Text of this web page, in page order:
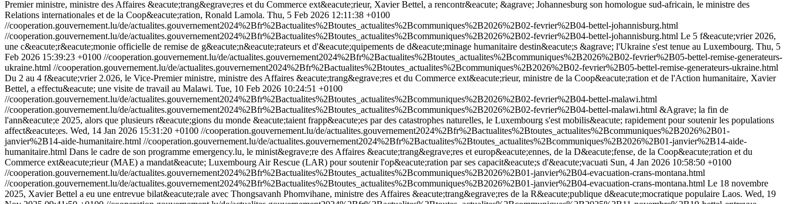
Premier ministre, ministre des Affaires &eacute;trang&egrave;res et du Commerce ext&eacute;rieur, Xavier Bettel, a rencontr&eacute; &agrave; Johannesburg son homologue sud-africain, le ministre des
Relations internationales et de la Coop&eacute;ration, Ronald Lamola. Thu, 5 Feb 2026 12:11:38 +0100
//cooperation.gouvernement.lu/de/actualites.gouvernement2024%2Bfr%2Bactualites%2Btoutes_actualites%2Bcommuniques%2B2026%2B02-fevrier%2B04-bettel-johannisburg.html
//cooperation.gouvernement.lu/de/actualites.gouvernement2024%2Bfr%2Bactualites%2Btoutes_actualites%2Bcommuniques%2B2026%2B02-fevrier%2B04-bettel-johannisburg.html Le 5 f&eacute;vrier 2026,
une c&eacute;r&eacute;monie officielle de remise de g&eacute;n&eacute;rateurs et d'&eacute;quipements de d&eacute;minage humanitaire destin&eacute;s &agrave; l'Ukraine s'est tenue au Luxembourg. Thu, 5
Feb 2026 15:39:23 +0100 //cooperation.gouvernement.lu/de/actualites.gouvernement2024%2Bfr%2Bactualites%2Btoutes_actualites%2Bcommuniques%2B2026%2B02-fevrier%2B05-bettel-remise-generateurs-
ukraine.html //cooperation.gouvernement.lu/de/actualites.gouvernement2024%2Bfr%2Bactualites%2Btoutes_actualites%2Bcommuniques%2B2026%2B02-fevrier%2B05-bettel-remise-generateurs-ukraine.html
Du 2 au 4 f&eacute;vrier 2.026, le Vice-Premier ministre, ministre des Affaires &eacute;trang&egrave;res et du Commerce ext&eacute;rieur, ministre de la Coop&eacute;ration et de l'Action humanitaire, Xavier
Bettel, a effectu&eacute; une visite de travail au Malawi. Tue, 10 Feb 2026 10:24:51 +0100
//cooperation.gouvernement.lu/de/actualites.gouvernement2024%2Bfr%2Bactualites%2Btoutes_actualites%2Bcommuniques%2B2026%2B02-fevrier%2B04-bettel-malawi.html
//cooperation.gouvernement.lu/de/actualites.gouvernement2024%2Bfr%2Bactualites%2Btoutes_actualites%2Bcommuniques%2B2026%2B02-fevrier%2B04-bettel-malawi.html &Agrave; la fin de
l'ann&eacute;e 2025, alors que plusieurs r&eacute;gions du monde &eacute;taient frapp&eacute;es par des catastrophes naturelles, le Luxembourg s'est mobilis&eacute; rapidement pour soutenir les populations
affect&eacute;es. Wed, 14 Jan 2026 15:31:20 +0100 //cooperation.gouvernement.lu/de/actualites.gouvernement2024%2Bfr%2Bactualites%2Btoutes_actualites%2Bcommuniques%2B2026%2B01-
janvier%2B14-aide-humanitaire.html //cooperation.gouvernement.lu/de/actualites.gouvernement2024%2Bfr%2Bactualites%2Btoutes_actualites%2Bcommuniques%2B2026%2B01-janvier%2B14-aide-
humanitaire.html Dans le cadre de son programme emergency.lu, le minist&egrave;re des Affaires &eacute;trang&egrave;res et europ&eacute;ennes, de la D&eacute;fense, de la Coop&eacute;ration et du
Commerce ext&eacute;rieur (MAE) a mandat&eacute; Luxembourg Air Rescue (LAR) pour soutenir l'op&eacute;ration par ses capacit&eacute;s d'&eacute;vacuati Sun, 4 Jan 2026 10:58:50 +0100
//cooperation.gouvernement.lu/de/actualites.gouvernement2024%2Bfr%2Bactualites%2Btoutes_actualites%2Bcommuniques%2B2026%2B01-janvier%2B04-evacuation-crans-montana.html
//cooperation.gouvernement.lu/de/actualites.gouvernement2024%2Bfr%2Bactualites%2Btoutes_actualites%2Bcommuniques%2B2026%2B01-janvier%2B04-evacuation-crans-montana.html Le 18 novembre
2025, Xavier Bettel a eu une entrevue bilat&eacute;rale avec Thongsavanh Phomvihane, ministre des Affaires &eacute;trang&egrave;res de la R&eacute;publique d&eacute;mocratique populaire Laos. Wed, 19